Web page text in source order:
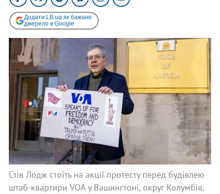
Додати LB.ua як бажане
джерело в Google
Стів Лодж стоїть на акції протесту перед будівлею
штаб-квартири VOA у Вашингтоні, округ Колумбія,